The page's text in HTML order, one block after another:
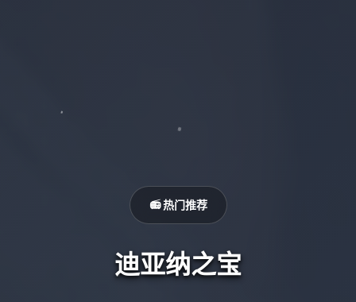
📻 热门推荐
迪亚纳之宝